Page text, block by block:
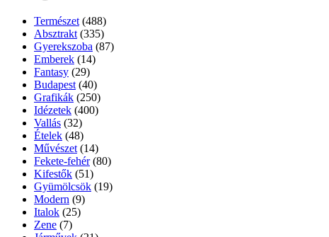
Természet (488)
Absztrakt (335)
Gyerekszoba (87)
Emberek (14)
Fantasy (29)
Budapest (40)
Grafikák (250)
Idézetek (400)
Vallás (32)
Ételek (48)
Művészet (14)
Fekete-fehér (80)
Kifestők (51)
Gyümölcsök (19)
Modern (9)
Italok (25)
Zene (7)